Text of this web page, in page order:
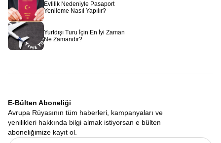
Evlilik Nedeniyle Pasaport
Yenileme Nasıl Yapılır?
Yurtdışı Turu İçin En İyi Zaman
Ne Zamandır?
E-Bülten Aboneliği
Avrupa Rüyasının tüm haberleri, kampanyaları ve
yenilikleri hakkında bilgi almak istiyorsan e bülten
aboneliğimize kayıt ol.